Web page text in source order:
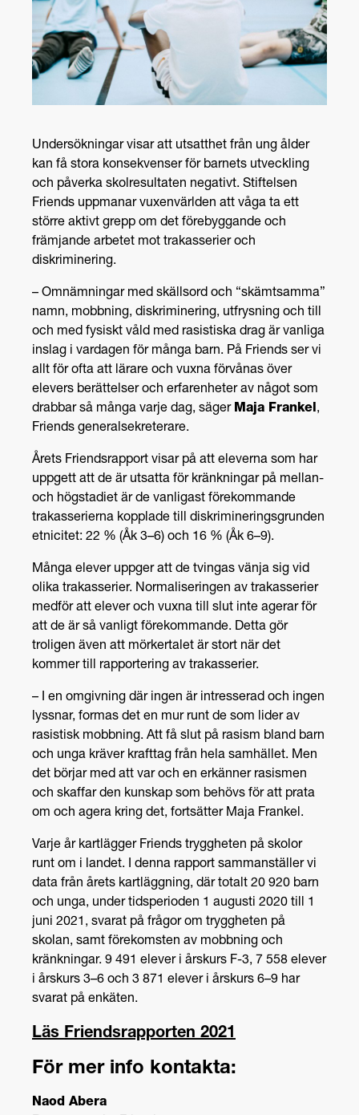
Undersökningar visar att utsatthet från ung ålder
kan få stora konsekvenser för barnets utveckling
och påverka skolresultaten negativt. Stiftelsen
Friends uppmanar vuxenvärlden att våga ta ett
större aktivt grepp om det förebyggande och
främjande arbetet mot trakasserier och
diskriminering.
– Omnämningar med skällsord och “skämtsamma”
namn, mobbning, diskriminering, utfrysning och till
och med fysiskt våld med rasistiska drag är vanliga
inslag i vardagen för många barn. På Friends ser vi
allt för ofta att lärare och vuxna förvånas över
elevers berättelser och erfarenheter av något som
drabbar så många varje dag, säger Maja Frankel,
Friends generalsekreterare.
Årets Friendsrapport visar på att eleverna som har
uppgett att de är utsatta för kränkningar på mellan-
och högstadiet är de vanligast förekommande
trakasserierna kopplade till diskrimineringsgrunden
etnicitet: 22 % (Åk 3–6) och 16 % (Åk 6–9).
Många elever uppger att de tvingas vänja sig vid
olika trakasserier. Normaliseringen av trakasserier
medför att elever och vuxna till slut inte agerar för
att de är så vanligt förekommande. Detta gör
troligen även att mörkertalet är stort när det
kommer till rapportering av trakasserier.
– I en omgivning där ingen är intresserad och ingen
lyssnar, formas det en mur runt de som lider av
rasistisk mobbning. Att få slut på rasism bland barn
och unga kräver krafttag från hela samhället. Men
det börjar med att var och en erkänner rasismen
och skaffar den kunskap som behövs för att prata
om och agera kring det, fortsätter Maja Frankel.
Varje år kartlägger Friends tryggheten på skolor
runt om i landet. I denna rapport sammanställer vi
data från årets kartläggning, där totalt 20 920 barn
och unga, under tidsperioden 1 augusti 2020 till 1
juni 2021, svarat på frågor om tryggheten på
skolan, samt förekomsten av mobbning och
kränkningar. 9 491 elever i årskurs F-3, 7 558 elever
i årskurs 3–6 och 3 871 elever i årskurs 6–9 har
svarat på enkäten.
Läs Friendsrapporten 2021
För mer info kontakta:
Naod Abera